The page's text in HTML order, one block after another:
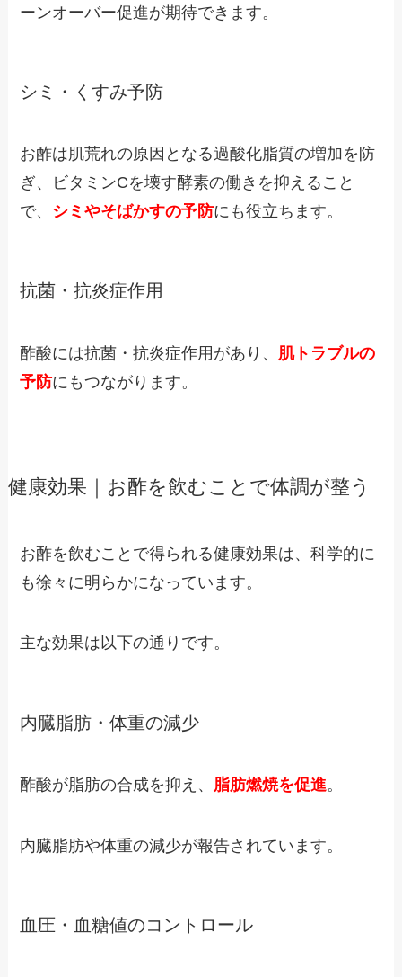
ーンオーバー促進が期待できます。
シミ・くすみ予防
お酢は肌荒れの原因となる過酸化脂質の増加を防
ぎ、ビタミンCを壊す酵素の働きを抑えること
で、 シミやそばかすの予防にも役立ちます。
抗菌・抗炎症作用
酢酸には抗菌・抗炎症作用があり、 肌トラブルの
予防にもつながります。
健康効果｜お酢を飲むことで体調が整う
お酢を飲むことで得られる健康効果は、科学的に
も徐々に明らかになっています。
主な効果は以下の通りです。
内臓脂肪・体重の減少
酢酸が脂肪の合成を抑え、 脂肪燃焼を促進。
内臓脂肪や体重の減少が報告されています。
血圧・血糖値のコントロール